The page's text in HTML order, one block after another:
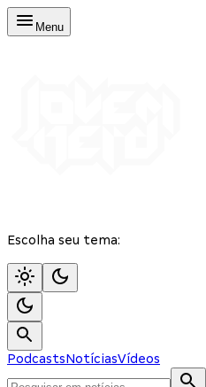
Menu
Escolha seu tema:
PodcastsNotíciasVídeos